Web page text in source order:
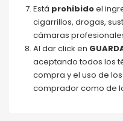
Está prohibidoel
cigarrillos, drogas,
cámaras
Al dar click en
aceptando todos los
compra y el uso de
comprador como de